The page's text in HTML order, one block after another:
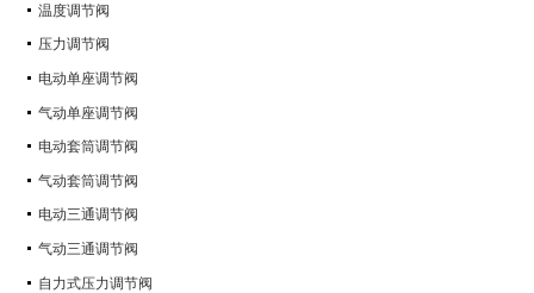
温度调节阀
压力调节阀
电动单座调节阀
气动单座调节阀
电动套筒调节阀
气动套筒调节阀
电动三通调节阀
气动三通调节阀
自力式压力调节阀